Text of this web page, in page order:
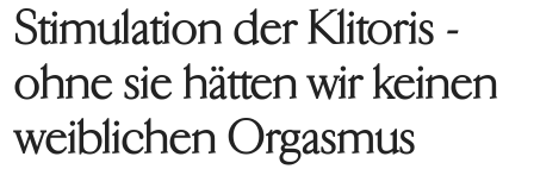
Stimulation der Klitoris -
ohne sie hätten wir keinen
weiblichen Orgasmus